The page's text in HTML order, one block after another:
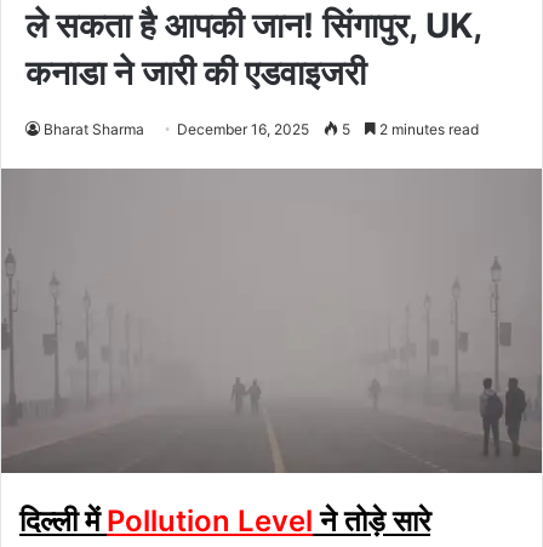
ले सकता है आपकी जान! सिंगापुर, UK,
कनाडा ने जारी की एडवाइजरी
Bharat Sharma December 16, 2025 5 2 minutes read
दिल्ली मेंPollution Level ने तोड़े सारे